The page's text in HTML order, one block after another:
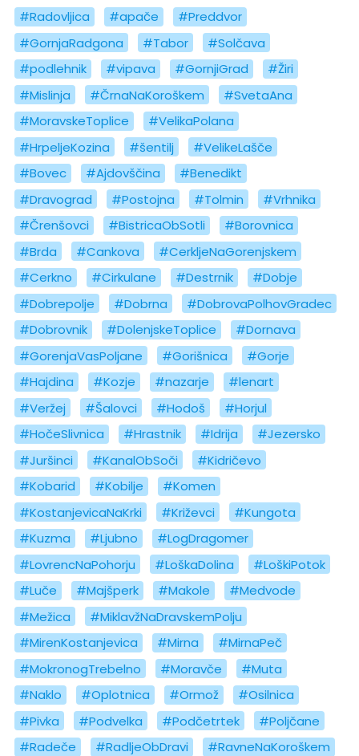
#Radovljica
#apače
#Preddvor
#GornjaRadgona
#Tabor
#Solčava
#podlehnik
#vipava #GornjiGrad
#Žiri
#Mislinja
#ČrnaNaKoroškem
#SvetaAna
#MoravskeToplice
#VelikaPolana
#HrpeljeKozina
#šentilj
#VelikeLašče
#Bovec
#Ajdovščina
#Benedikt
#Dravograd
#Postojna #Tolmin
#Vrhnika
#Črenšovci
#BistricaObSotli
#Borovnica
#Brda
#Cankova
#CerkljeNaGorenjskem
#Cerkno
#Cirkulane #Destrnik
#Dobje
#Dobrepolje
#Dobrna
#DobrovaPolhovGradec
#Dobrovnik
#DolenjskeToplice
#Dornava
#GorenjaVasPoljane
#Gorišnica
#Gorje
#Hajdina
#Kozje #nazarje
#lenart
#Veržej
#Šalovci #Hodoš
#Horjul
#HočeSlivnica
#Hrastnik #Idrija
#Jezersko
#Juršinci
#KanalObSoči
#Kidričevo
#Kobarid
#Kobilje
#Komen
#KostanjevicaNaKrki
#Križevci
#Kungota
#Kuzma
#Ljubno
#LogDragomer
#LovrencNaPohorju
#LoškaDolina
#LoškiPotok
#Luče
#Majšperk #Makole
#Medvode
#Mežica
#MiklavžNaDravskemPolju
#MirenKostanjevica
#Mirna
#MirnaPeč
#MokronogTrebelno
#Moravče
#Muta
#Naklo
#Oplotnica #Ormož
#Osilnica
#Pivka
#Podvelka #Podčetrtek
#Poljčane
#Radeče
#RadljeObDravi
#RavneNaKoroškem